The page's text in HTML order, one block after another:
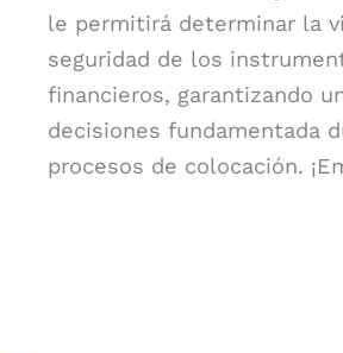
le permitirá determinar la
seguridad de los
financieros, garantizando
decisiones fundamentada
procesos de colocación.